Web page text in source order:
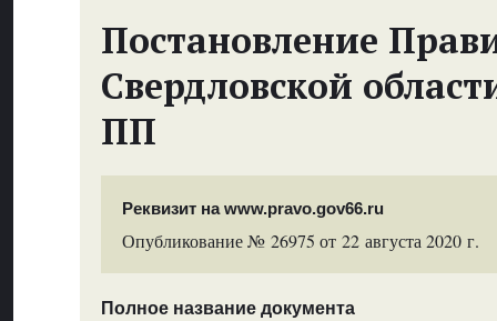
Постановление
Свердловской
ПП
Реквизит на www.pravo.gov66.ru
Опубликование № 26975 от 22 августа 2020 г.
Полное название документа